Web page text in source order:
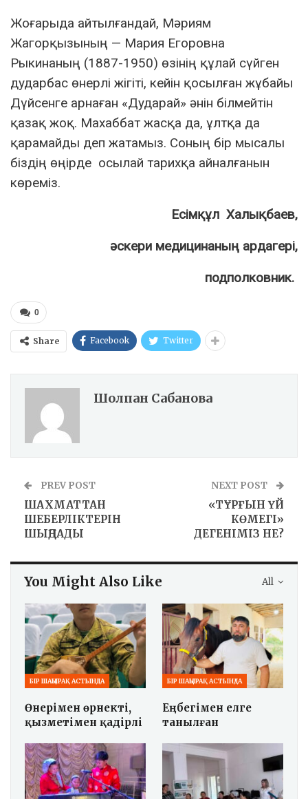
Жоғарыда айтылғандай, Мәриям
Жагорқызының — Мария Егоровна
Рыкинаның (1887-1950) өзінің құлай сүйген
дударбас өнерлі жігіті, кейін қосылған жұбайы
Дүйсенге арнаған «Дударай» әнін білмейтін
қазақ жоқ. Махаббат жасқа да, ұлтқа да
қарамайды деп жатамыз. Соның бір мысалы
біздің өңірде осылай тарихқа айналғанын
көреміз.
Есімқұл Халықбаев,
әскери медицинаның ардагері,
подполковник.
0
Share Facebook Twitter
Шолпан Сабанова
PREV POST
ШАХМАТТАН
ШЕБЕРЛІКТЕРІН
ШЫҢДАДЫ
NEXT POST
«ТҰРҒЫН ҮЙ
КӨМЕГІ»
ДЕГЕНІМІЗ НЕ?
All
You Might Also Like
БІР ШАҢЫРАҚ АСТЫНДА
Өнерімен өрнекті,
қызметімен қадірлі
БІР ШАҢЫРАҚ АСТЫНДА
Еңбегімен елге
танылған